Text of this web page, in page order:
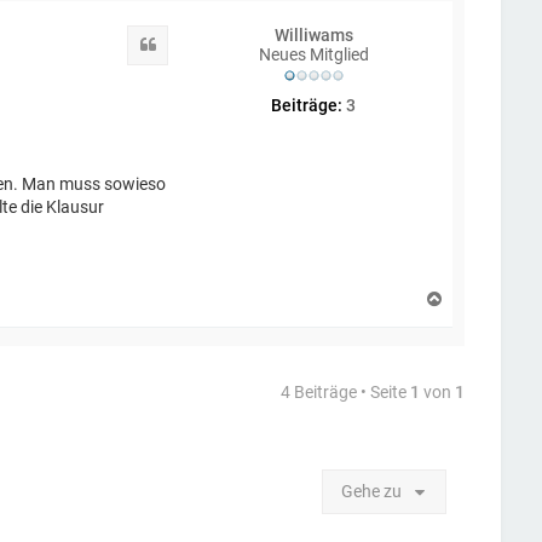
Williwams
Neues Mitglied
Beiträge: 3
Man muss sowieso
die Klausur
b
4 Beiträge • Seite 1 von 1
Gehe zu